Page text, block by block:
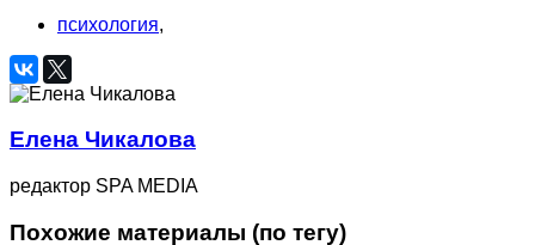
психология,
Елена Чикалова
редактор SPA MEDIA
Похожие материалы (по тегу)